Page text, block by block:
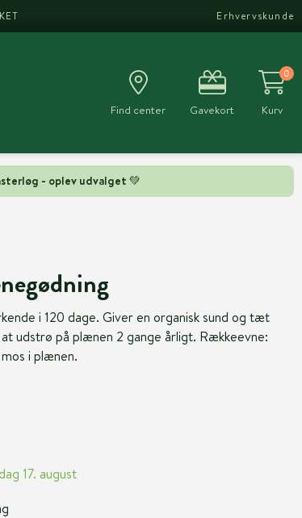
- oplev udvalget 💚
Erhvervskunde
Find center Gavekort
0
Kurv
i 120 dage. Giver en organisk sund og tæt
udstrø på plænen 2 gange årligt. Rækkeevne:
i plænen.
17. august